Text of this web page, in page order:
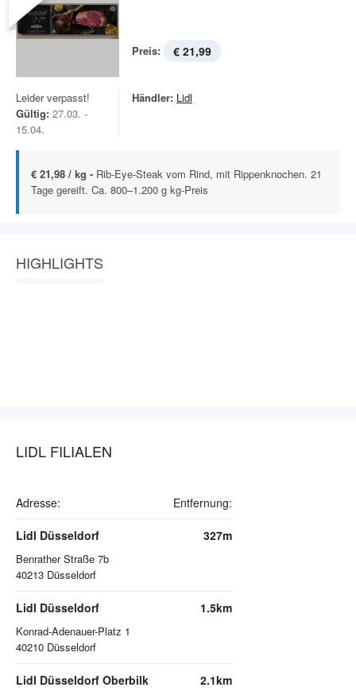
Preis: € 21,99
Leider verpasst!
Gültig: 27.03. -
15.04.
Händler: Lidl
€ 21,98 / kg - Rib-Eye-Steak vom Rind, mit Rippenknochen. 21
Tage gereift. Ca. 800–1.200 g kg-Preis
HIGHLIGHTS
LIDL FILIALEN
Adresse: Entfernung:
Lidl Düsseldorf
Benrather Straße 7b
40213 Düsseldorf
327m
Lidl Düsseldorf
Konrad-Adenauer-Platz 1
40210 Düsseldorf
1.5km
Lidl Düsseldorf Oberbilk 2.1km